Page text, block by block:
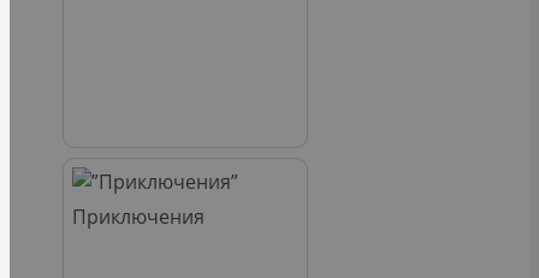
Приключения